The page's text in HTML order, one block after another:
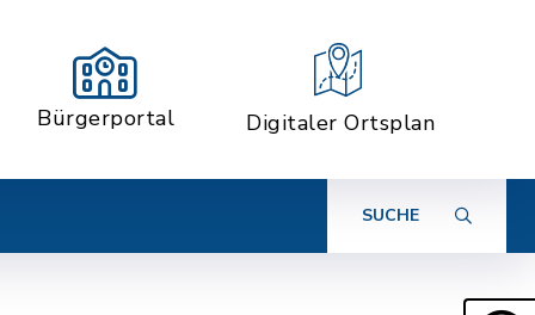
Bürgerportal Digitaler Ortsplan
SUCHE